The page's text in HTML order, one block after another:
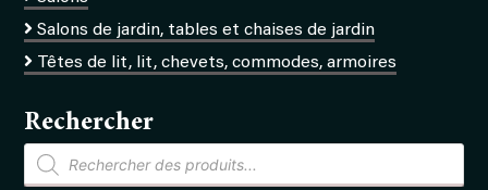
Salons de jardin, tables et chaises de jardin
Têtes de lit, lit, chevets, commodes, armoires
Rechercher
Recherche
de
produits